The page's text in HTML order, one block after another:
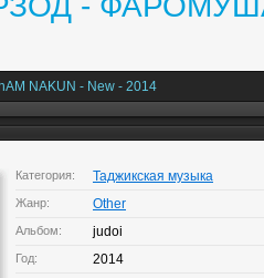
NAKUN - New - 2014
Категория: Таджикская музыка
Жанр: Other
Альбом: judoi
Год: 2014